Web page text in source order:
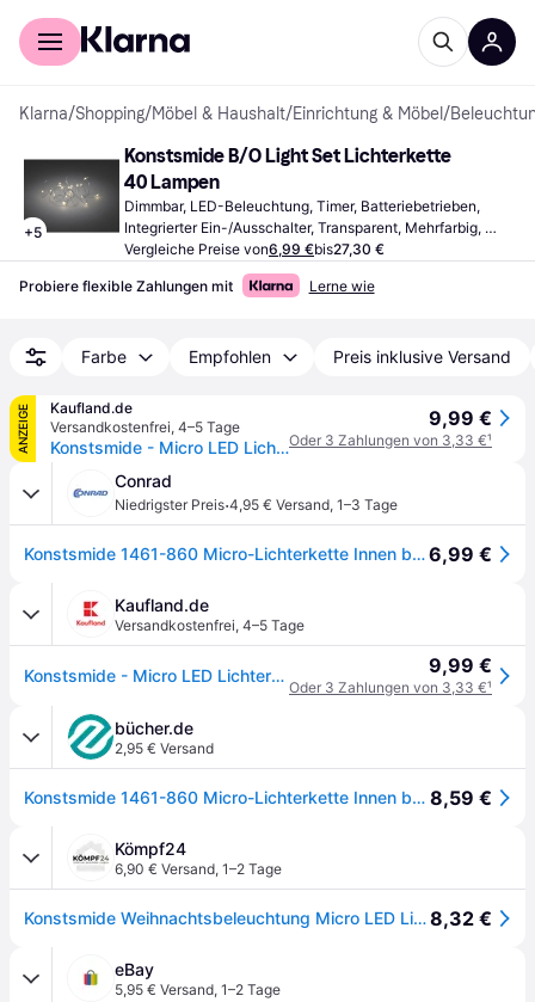
Für Shopper
Klarna/Shopping/Möbel & Haushalt/Einrichtung & Möbel /
+5
Konstsmide B/O Light Set Lichterkette
40 Lampen
Dimmbar, LED-Beleuchtung, Timer, Batteriebetrieben,
Integrierter Ein-/Ausschalter, Transparent, Mehrfarbig,
Kupfer, Weiß, Schwarz, Gelb, Orange, Messing, Braun,
Gold, Silber, Metall, Messing, Kunststoff, IP-Schutzart:
IP20, IP65
Vergleiche Preise von6,99 €bis27,30 €
Probiere flexible Zahlungen mit Lerne wie
Farbe Empfohlen Preis inklusive Versand
ANZEIGE
Kaufland.de
Versandkostenfrei, 4–5 Tage
Konstsmide - Micro LED Lichterkette, 6h Timer, 40 warm weiße Dioden, batteriebetrieben, Innen, messingfarbener Draht; 1461-180
9,99 €
Oder 3 Zahlungen von 3,33 €¹
Conrad
Niedrigster Preis·4,95 € Versand, 1–3 Tage
Konstsmide 1461-860 Micro-Lichterkette Innen batteriebetrieben Anzahl Leuchtmittel 40 LED Bernstein Beleuchtete Länge: 3.90 m6,99 €
Kaufland.de
Versandkostenfrei, 4–5 Tage
Konstsmide - Micro LED Lichterkette, 6h Timer, 40 warm weiße Dioden, batteriebetrieben, Innen, messingfarbener Draht; 1461-180 9,99 €
Oder 3 Zahlungen von 3,33 €¹
bücher.de
2,95 € Versand
Konstsmide 1461-860 Micro-Lichterkette Innen batteriebetrieben Anzahl Leuchtmittel 40 LED Bernstein Beleuchtete Länge: 3.90 m 8,59 €
Kömpf24
6,90 € Versand, 1–2 Tage
Konstsmide Weihnachtsbeleuchtung Micro LED Lichterkette silberfarben Draht8,32 €
eBay
5,95 € Versand, 1–2 Tage